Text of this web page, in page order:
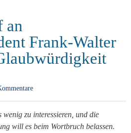
an
Frank-Walter
zu interessieren, und die
will es beim Wortbruch belassen.